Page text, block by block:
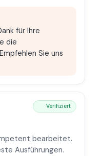
für Ihre
die
Sie uns
Verifiziert
bearbeitet.
Ausführungen.